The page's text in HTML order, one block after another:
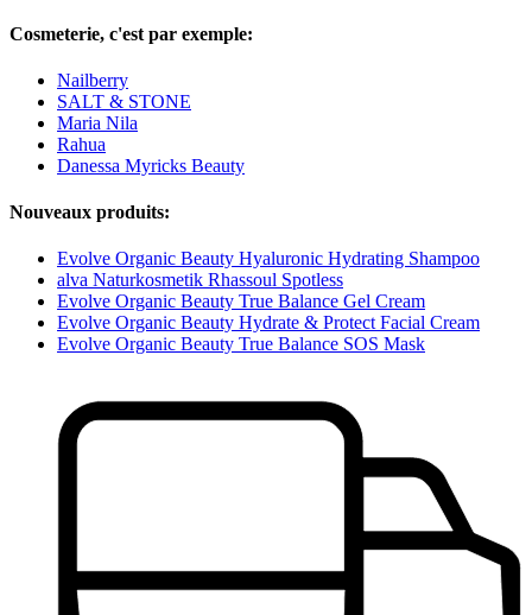
Cosmeterie, c'est par exemple:
Nailberry
SALT & STONE
Maria Nila
Rahua
Danessa Myricks Beauty
Nouveaux produits:
Evolve Organic Beauty Hyaluronic Hydrating Shampoo
alva Naturkosmetik Rhassoul Spotless
Evolve Organic Beauty True Balance Gel Cream
Evolve Organic Beauty Hydrate & Protect Facial Cream
Evolve Organic Beauty True Balance SOS Mask